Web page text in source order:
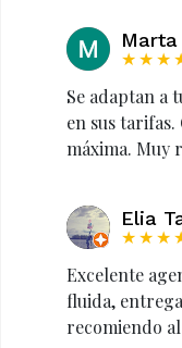
Marta
Se adaptan a
en sus
máxima. Muy
Elia
Excelente
fluida,
recomiendo